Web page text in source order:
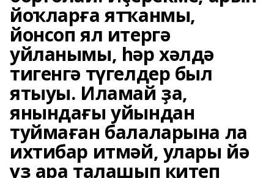
йоҡларға ятҡанмы,
йонсоп ял итергә
уйланымы, һәр хәлдә
тигенгә түгелдер был
ятыуы. Иламай ҙа,
янындағы уйындан
туймаған балаларына ла
ихтибар итмәй, улары йә
үҙ ара талашып китеп